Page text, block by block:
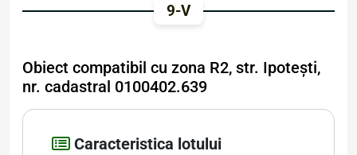
9-V
Obiect compatibil cu zona R2, str. Ipotești,
nr. cadastral 0100402.639
Caracteristica lotului